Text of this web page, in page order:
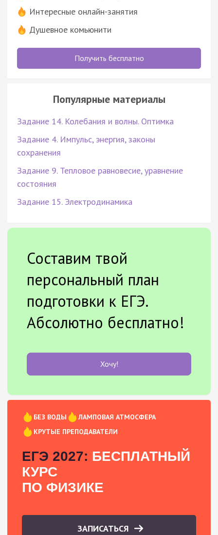
Интересные онлайн-занятия
Душевное комьюнити
Получить бесплатно
Популярные материалы
Задание 14. Колебания и волны. Оптимка
Задание 4. Импульс, энергия, законы
сохранения
Задание 9. Тепловое равновесие, уравнение
состояния
Задание 15. Электродинамика
Составим твой
персональный план
подготовки к ЕГЭ.
Абсолютно бесплатно!
Хочу!
БЕЗ ВОДЫ
ЛАМПОВАЯ АТМОСФЕРА
КРУТЫЕ ПРЕПОДАВАТЕЛИ
ЕГЭ 2027: БЕСПЛАТНЫЙ
КУРС
ПО ФИЗИКЕ
ЗАПИСАТЬСЯ